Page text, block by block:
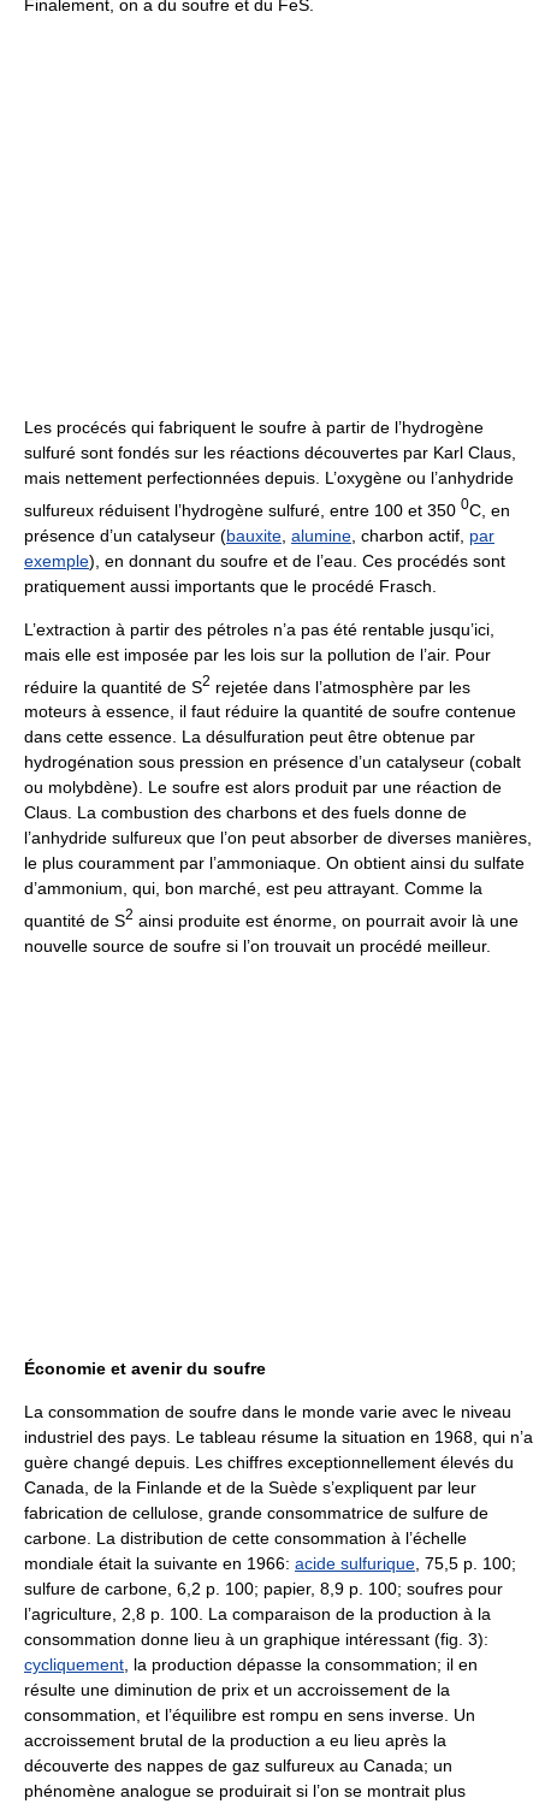
Finalement, on a du soufre et du FeS.
Les procécés qui fabriquent le soufre à partir de l’hydrogène
sulfuré sont fondés sur les réactions découvertes par Karl Claus,
mais nettement perfectionnées depuis. L’oxygène ou l’anhydride
sulfureux réduisent l’hydrogène sulfuré, entre 100 et 350 0C, en
présence d’un catalyseur (bauxite alumine , charbon actif, par
exemple), en donnant du soufre et de l’eau. Ces procédés sont
pratiquement aussi importants que le procédé Frasch.
L’extraction à partir des pétroles n’a pas été rentable jusqu’ici,
mais elle est imposée par les lois sur la pollution de l’air. Pour
réduire la quantité de S2 rejetée dans l’atmosphère par les
moteurs à essence, il faut réduire la quantité de soufre contenue
dans cette essence. La désulfuration peut être obtenue par
hydrogénation sous pression en présence d’un catalyseur (cobalt
ou molybdène). Le soufre est alors produit par une réaction de
Claus. La combustion des charbons et des fuels donne de
l’anhydride sulfureux que l’on peut absorber de diverses manières,
le plus couramment par l’ammoniaque. On obtient ainsi du sulfate
d’ammonium, qui, bon marché, est peu attrayant. Comme la
quantité de S2 ainsi produite est énorme, on pourrait avoir là une
nouvelle source de soufre si l’on trouvait un procédé meilleur.
Économie et avenir du soufre
La consommation de soufre dans le monde varie avec le niveau
industriel des pays. Le tableau résume la situation en 1968, qui n’a
guère changé depuis. Les chiffres exceptionnellement élevés du
Canada, de la Finlande et de la Suède s’expliquent par leur
fabrication de cellulose, grande consommatrice de sulfure de
carbone. La distribution de cette consommation à l’échelle
mondiale était la suivante en 1966: acide sulfurique , 75,5 p. 100;
sulfure de carbone, 6,2 p. 100; papier, 8,9 p. 100; soufres pour
l’agriculture, 2,8 p. 100. La comparaison de la production à la
consommation donne lieu à un graphique intéressant (fig. 3):
cycliquement , la production dépasse la consommation; il en
résulte une diminution de prix et un accroissement de la
consommation, et l’équilibre est rompu en sens inverse. Un
accroissement brutal de la production a eu lieu après la
découverte des nappes de gaz sulfureux au Canada; un
phénomène analogue se produirait si l’on se montrait plus